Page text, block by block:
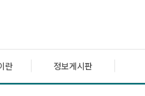
란 정보게시판